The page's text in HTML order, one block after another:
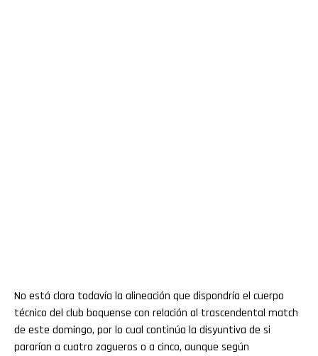
No está clara todavía la alineación que dispondría el cuerpo
técnico del club boquense con relación al trascendental match
de este domingo, por lo cual continúa la disyuntiva de si
pararían a cuatro zagueros o a cinco, aunque según